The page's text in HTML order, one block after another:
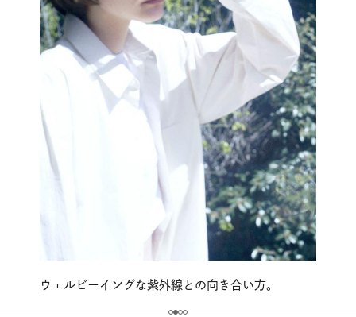
ウェルビーイングな紫外線との向き合い方。